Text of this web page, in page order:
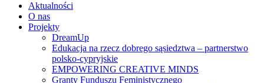
Aktualności
O nas
Projekty
DreamUp
Edukacja na rzecz dobrego sąsiedztwa – partnerstwo
polsko-cypryjskie
EMPOWERING CREATIVE MINDS
Granty Funduszu Feministycznego